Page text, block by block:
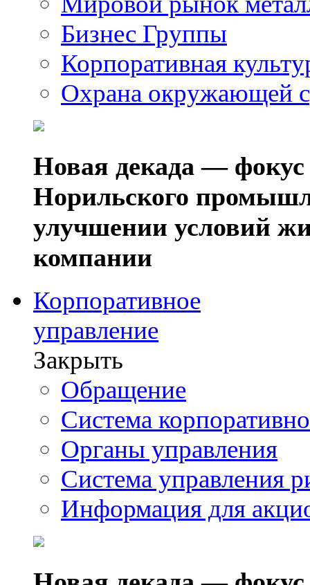
Бизнес Группы
Корпоративная
Охрана окружающей
Новая декада — фокус
Норильского
улучшении условий
компании
Корпоративное
управление
Закрыть
Обращение
Система
Органы управления
Система управления
Информация для